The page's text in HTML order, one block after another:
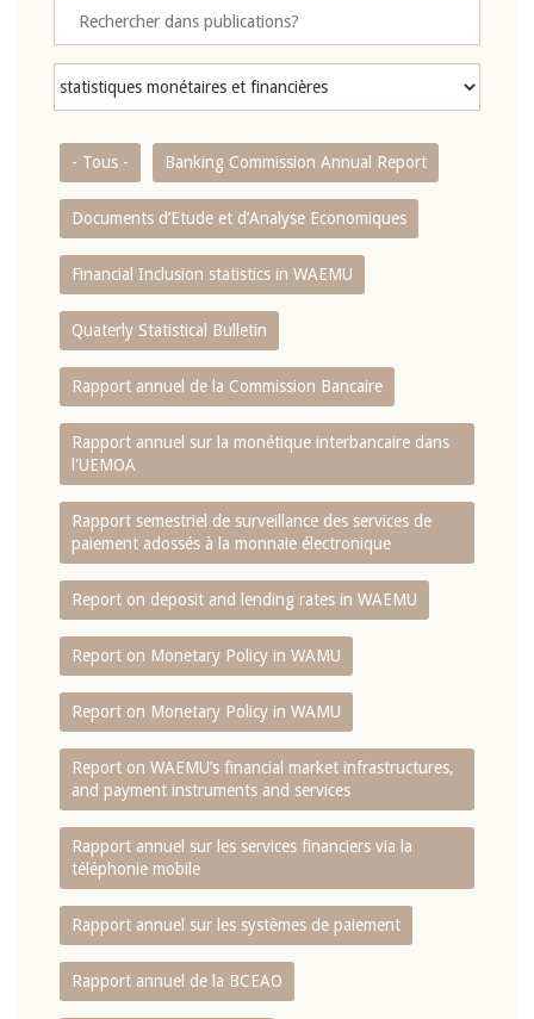
- Tous - Banking Commission Annual Report
Documents d’Etude et d’Analyse Economiques
Financial Inclusion statistics in WAEMU
Quaterly Statistical Bulletin
Rapport annuel de la Commission Bancaire
Rapport annuel sur la monétique interbancaire dans
l'UEMOA
Rapport semestriel de surveillance des services de
paiement adossés à la monnaie électronique
Report on deposit and lending rates in WAEMU
Report on Monetary Policy in WAMU
Report on Monetary Policy in WAMU
Report on WAEMU’s financial market infrastructures,
and payment instruments and services
Rapport annuel sur les services financiers via la
téléphonie mobile
Rapport annuel sur les systèmes de paiement
Rapport annuel de la BCEAO